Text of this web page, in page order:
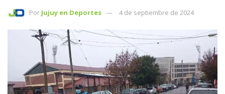
Por Jujuy en Deportes 4 de septiembre de 2024